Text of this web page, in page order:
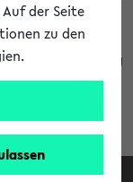
nicht abhängig
LinkedIn TikTok
der Seite
zu den